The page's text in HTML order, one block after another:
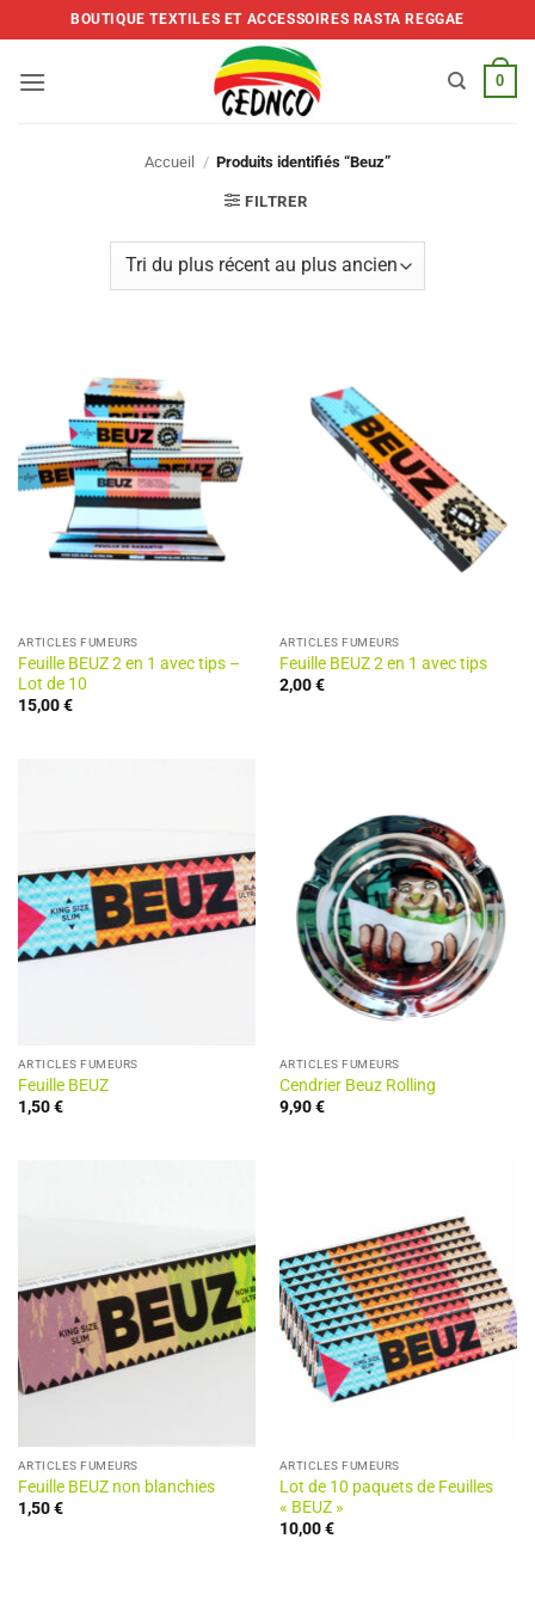
to
BOUTIQUE TEXTILES ET ACCESSOIRES RASTA REGGAE
0
Accueil / Produits identifiés “Beuz”
FILTRER
ARTICLES FUMEURS
Feuille BEUZ 2 en 1 avec tips –
Lot de 10
15,00€
ARTICLES FUMEURS
Feuille BEUZ 2 en 1 avec tips
2,00€
ARTICLES FUMEURS
Feuille BEUZ
1,50€
ARTICLES FUMEURS
Cendrier Beuz Rolling
9,90€
ARTICLES FUMEURS
Feuille BEUZ non blanchies
1,50€
ARTICLES FUMEURS
Lot de 10 paquets de Feuilles
« BEUZ »
10,00€